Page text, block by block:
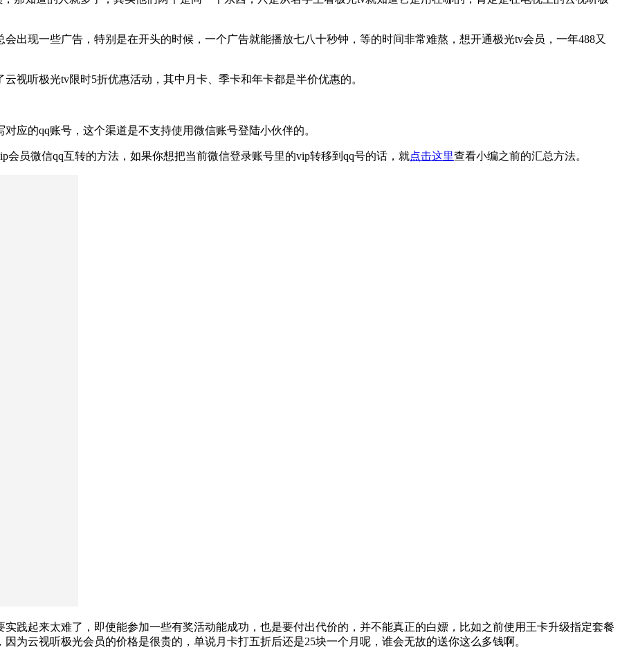
出现一些广告，特别是在开头的时候，一个广告就能播放七八十秒钟，等的时间非常难熬，想开通极光tv会员，一年488又
视听极光tv限时5折优惠活动，其中月卡、季卡和年卡都是半价优惠的。
应的qq账号，这个渠道是不支持使用微信账号登陆小伙伴的。
员微信qq互转的方法，如果你想把当前微信登录账号里的vip转移到qq号的话，就点击这里查看小编之前的汇总方法。
践起来太难了，即使能参加一些有奖活动能成功，也是要付出代价的，并不能真正的白嫖，比如之前使用王卡升级指定套餐
为云视听极光会员的价格是很贵的，单说月卡打五折后还是25块一个月呢，谁会无故的送你这么多钱啊。